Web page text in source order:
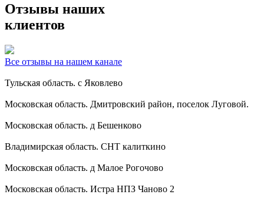
Отзывы наших
клиентов
Все отзывы на нашем канале
Тульская область. с Яковлево
Московская область. Дмитровский район, поселок Луговой.
Московская область. д Бешенково
Владимирская область. СНТ калиткино
Московская область. д Малое Рогочово
Московская область. Истра НПЗ Чаново 2